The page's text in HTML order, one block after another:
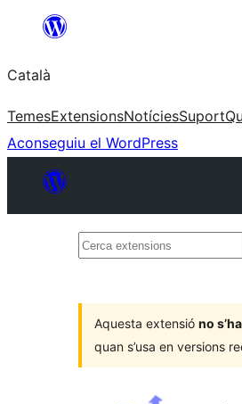
contingut
Català
TemesExtensionsNotíciesSuport
Aconseguiu el WordPress
Cerca
Aquesta extensió no
quan s’usa en versions